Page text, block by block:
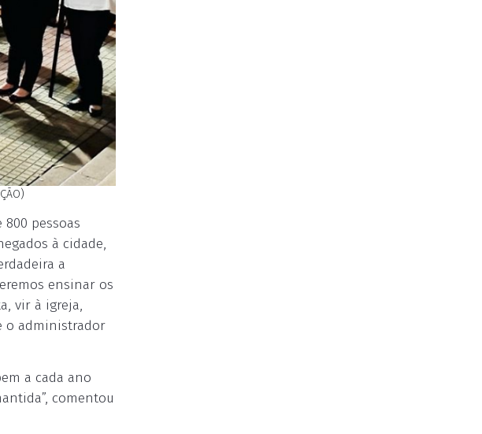
pessoas
à cidade,
a
ensinar os
vir à igreja,
o administrador
a cada ano
comentou